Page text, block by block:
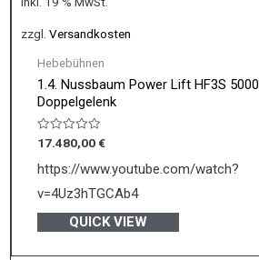
zzgl.Versandkosten
Hebebühnen
1.4. Nussbaum Power Lift HF3S 5000
Doppelgelenk
Bewertet
0
von
17.480,00 €
https://www.youtube.com/watch?
v=4Uz3hTGCAb4
QUICK VIEW